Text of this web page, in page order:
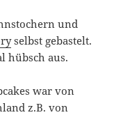
und
selbst gebastelt.
hübsch aus.
war von
z.B. von